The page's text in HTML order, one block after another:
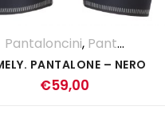
Pantaloncini, Pantaloni
PANTALONE – NERO
€59,00